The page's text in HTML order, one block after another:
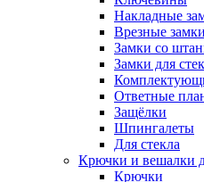
Накладные
Врезные замки
Замки со
Замки для
Ответные
Защёлки
Шпингалеты
Для стекла
Крючки и вешалки
Крючки